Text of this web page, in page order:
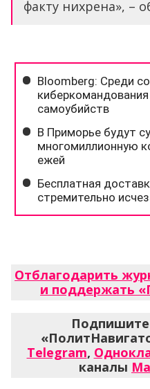
факту нихрена», –
Отблагодарить
и поддержать
Telegram,
каналы